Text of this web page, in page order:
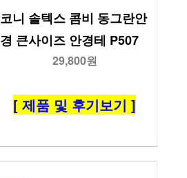
코니 솔텍스 콤비 동그란안
경 큰사이즈 안경테 P507
29,800원
[ 제품 및 후기보기 ]